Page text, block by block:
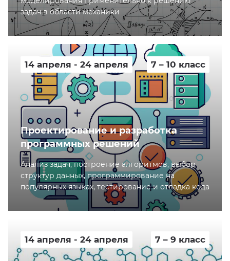
задач в области механики
14 апреля - 24 апреля 7 – 10 класс
Проектирование и разработка
программных решений
Анализ задач, построение алгоритмов, выбор
структур данных, программирование на
популярных языках, тестирование и отладка кода
14 апреля - 24 апреля 7 – 9 класс